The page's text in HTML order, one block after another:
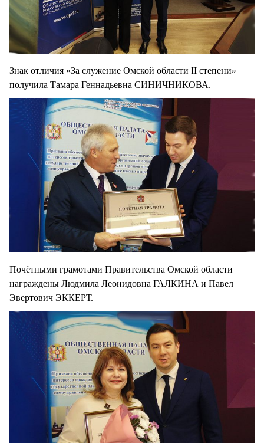
Знак отличия «За служение Омской области II степени»
получила Тамара Геннадьевна СИНИЧНИКОВА.
Почётными грамотами Правительства Омской области
награждены Людмила Леонидовна ГАЛКИНА и Павел
Эвертович ЭККЕРТ.